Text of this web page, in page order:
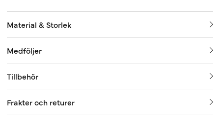
Material & Storlek
Medföljer
Tillbehör
Frakter och returer